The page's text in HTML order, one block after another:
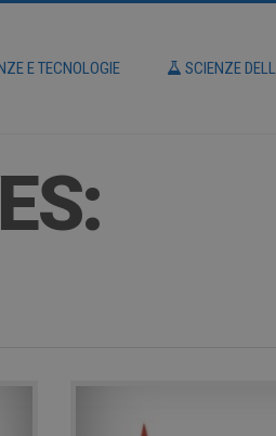
E TECNOLOGIE SCIENZE